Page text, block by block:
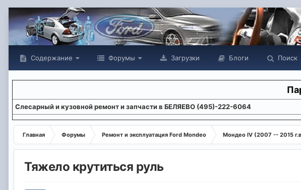
Содержание Форумы Загрузки Блоги Поиск
Слесарный и кузовной ремонт и запчасти в БЕЛЯЕВО (495)-222-6064
Главная Форумы Ремонт и эксплуатация Ford Mondeo Мондео IV (2007 -- 2015
Тяжело крутиться руль